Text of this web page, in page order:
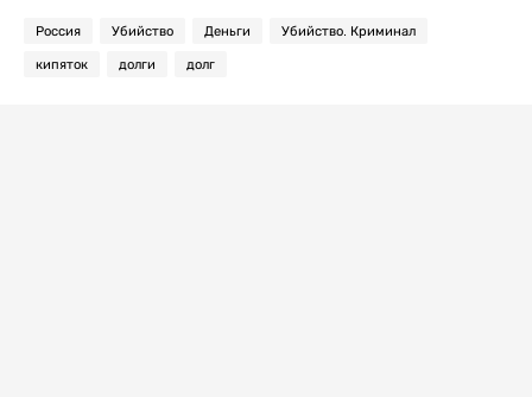
Россия Убийство Деньги Убийство. Криминал
кипяток долги долг